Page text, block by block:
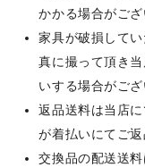
かかる場合がござ
家具が破損して
真に撮って頂き
いする場合がござ
返品送料は当店
が着払いにてご返
交換品の配送送